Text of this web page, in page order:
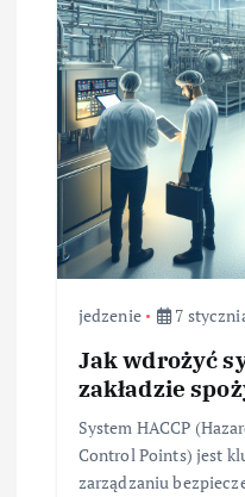
jedzenie 7
Jak wdrożyć
zakładzie
System HACCP
Control Points) jest
zarządzaniu